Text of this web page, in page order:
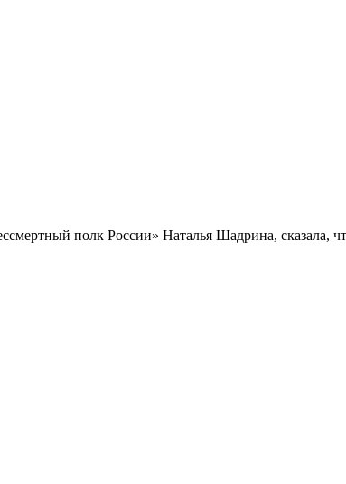
полк России» Наталья Шадрина, сказала,